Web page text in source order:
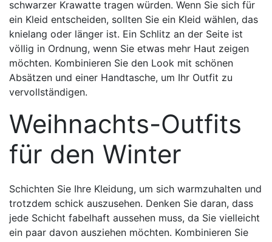
schwarzer Krawatte tragen würden. Wenn Sie sich für
ein Kleid entscheiden, sollten Sie ein Kleid wählen, das
knielang oder länger ist. Ein Schlitz an der Seite ist
völlig in Ordnung, wenn Sie etwas mehr Haut zeigen
möchten. Kombinieren Sie den Look mit schönen
Absätzen und einer Handtasche, um Ihr Outfit zu
vervollständigen.
Weihnachts-Outfits
für den Winter
Schichten Sie Ihre Kleidung, um sich warmzuhalten und
trotzdem schick auszusehen. Denken Sie daran, dass
jede Schicht fabelhaft aussehen muss, da Sie vielleicht
ein paar davon ausziehen möchten. Kombinieren Sie